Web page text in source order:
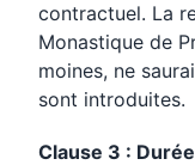
contractuel. La
Monastique de
moines, ne
sont introduites.
Clause 3 :